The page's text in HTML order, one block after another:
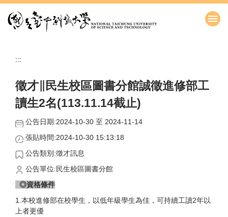
到
:::
徵才∥民生校區圖書分館誠徵進修部工
讀生2名(113.11.14截止)
公告日期:2024-10-30 至 2024-11-14
張貼時間:2024-10-30 15:13:18
公告類別:徵才訊息
公告單位:民生校區圖書分館
◎資格條件
1.本校進修部在校學生，以低年級學生為佳，可持續工讀2年以
上者更優